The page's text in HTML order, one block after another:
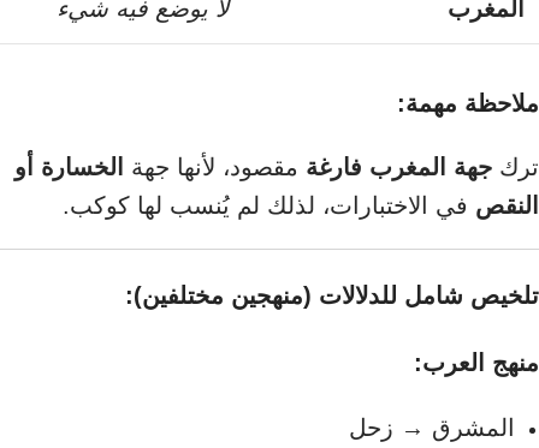
المغرب لا يوضع فيه شيء
ملاحظة مهمة:
ترك جهة المغرب فارغة مقصود، لأنها جهة
الخسارة أو
النقص في الاختبارات، لذلك لم يُنسب لها كوكب.
تلخيص شامل للدلالات (منهجين مختلفين):
منهج العرب:
المشرق → زحل